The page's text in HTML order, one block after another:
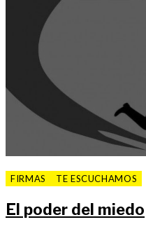
FIRMAS TE ESCUCHAMOS
El poder del miedo